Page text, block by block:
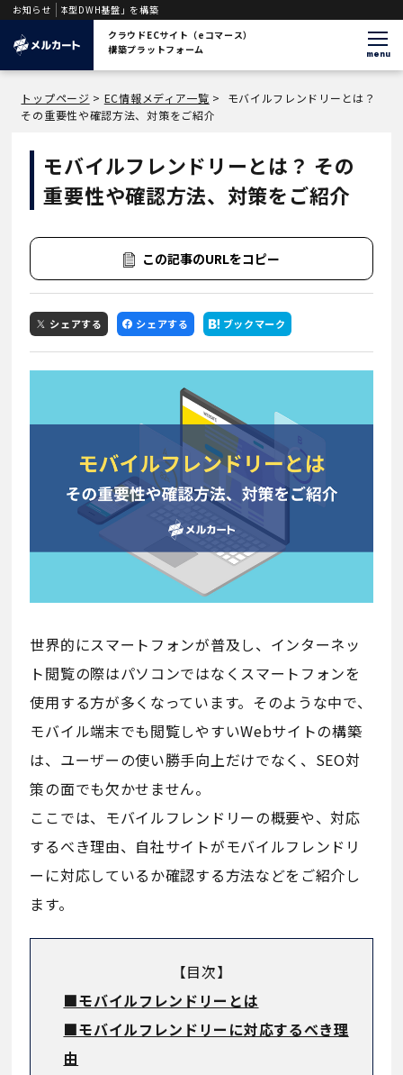
お知らせ
型DWH基盤」を構築
クラウドECサイト（eコマース）
構築プラットフォーム
menu
トップページ > EC情報メディア一覧 >
モバイルフレンドリーとは？
その重要性や確認方法、対策をご紹介
モバイルフレンドリーとは？ その
重要性や確認方法、対策をご紹介
この記事のURLをコピー
シェアする シェアする ブックマーク
世界的にスマートフォンが普及し、インターネッ
ト閲覧の際はパソコンではなくスマートフォンを
使用する方が多くなっています。そのような中で、
モバイル端末でも閲覧しやすいWebサイトの構築
は、ユーザーの使い勝手向上だけでなく、SEO対
策の面でも欠かせません。
ここでは、モバイルフレンドリーの概要や、対応
するべき理由、自社サイトがモバイルフレンドリ
ーに対応しているか確認する方法などをご紹介し
ます。
【目次】
■モバイルフレンドリーとは
■モバイルフレンドリーに対応するべき理
由